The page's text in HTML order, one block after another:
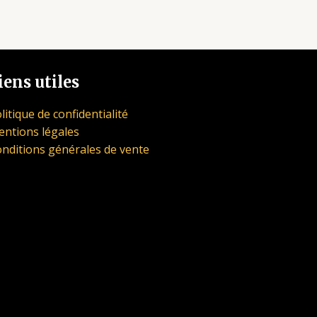
utiles
de confidentialité
légales
générales de vente